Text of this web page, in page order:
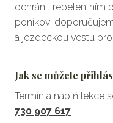
ochránit repelentním
poníkovi
a jezdeckou vestu
Jak se můžete
Termín a náplň lekce
730 907 617